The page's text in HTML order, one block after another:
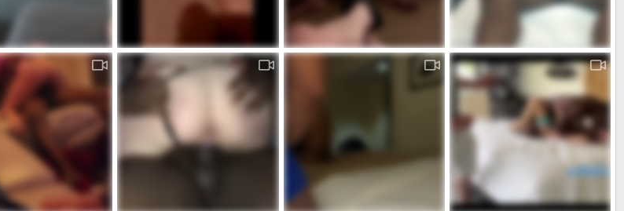
guardando la moglie con un nero
Gen 4, 2024
ognuno al suo posto
Aug 13, 2023
0
moglie cavalca un cazzo nero e marito si sega
Aug 13, 2023
marito si sega e da istruzioni
admin
Aug 13, 2023
1
1